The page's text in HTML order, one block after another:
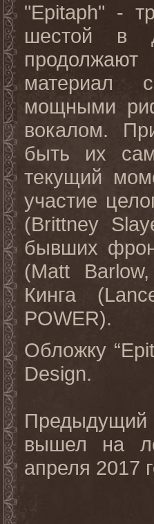
"Epitaph" -
шестой в
материал
мощными
вокалом.
быть их
текущий
участие
(Brittney
бывших
(Matt
Кинга
POWER).
Обложку
Design.
вышел на
апреля 2017